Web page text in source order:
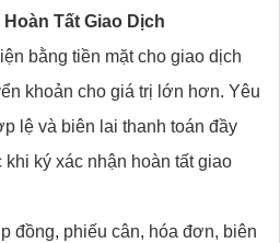
Tất Giao Dịch
bằng tiền mặt cho giao dịch
khoản cho giá trị lớn hơn. Yêu
lệ và biên lai thanh toán đầy
ký xác nhận hoàn tất giao
đồng, phiếu cân, hóa đơn, biên